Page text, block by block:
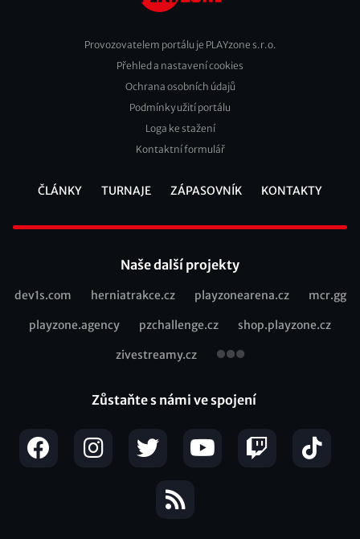
Footer
Provozovatelem portálu je PLAYzone s.r.o.
Přehled a nastavení cookies
Ochrana osobních údajů
Podmínky užití portálu
Loga ke stažení
Kontaktní formulář
ČLÁNKY TURNAJE ZÁPASOVNÍK KONTAKTY
Naše další projekty
Recommended
dev1s.com herniatrakce.cz playzonearena.cz mcr.gg
playzone.agency pzchallenge.cz shop.playzone.cz
zivestreamy.cz
Zůstaňte s námi ve spojení